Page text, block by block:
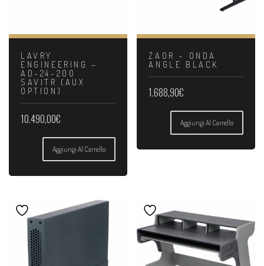
LAVRY
ENGINEERING –
AD-24-200
SAVITR (AUX
OPTION)
10.490,00€
Aggiungi Al Carrello
ZAOR – ONDA
ANGLE BLACK
1.688,90€
Aggiungi Al Carrello